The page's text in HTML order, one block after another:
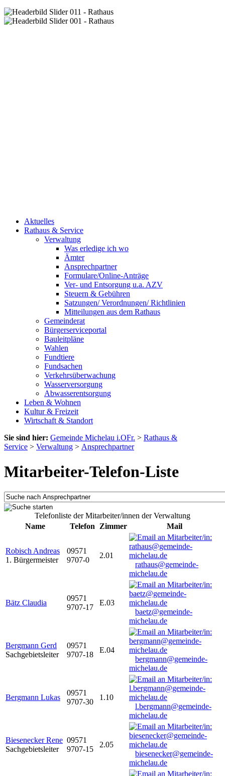
Aktuelles
Rathaus & Service
Verwaltung
Was erledige ich wo
Ämter
Ansprechpartner
Formulare/Online-Anträge
Ver- und Entsorgung u.a. AZV
Steuern & Gebühren
Satzungen/ Verordnungen/ Richtlinien
Mitteilungen aus dem Rathaus
Gemeinderat
Bürgerserviceportal
Bauleitpläne
Wahlen
Fundtiere
Fundsachen
Verkehrsüberwachung
Wasserversorgung
Abwasserentsorgung
Leben & Wohnen
Kultur & Freizeit
Wirtschaft & Standort
Sie sind hier: Gemeinde Michelau i.OFr. > Rathaus &
Service > Verwaltung > Ansprechpartner
Mitarbeiter-Telefon-Liste
Telefonliste der Mitarbeiter/innen der Verwaltung
Name
Telefon Zimmer Mail
Robisch Andreas
1. Bürgermeister
09571
9707-0
2.01
rathaus@gemeinde-
michelau.de
Bätz Claudia
09571
9707-17
E.03
baetz@gemeinde-
michelau.de
Bergmann Gerd
Sachgebietsleiter
09571
9707-18
E.04
bergmann@gemeinde-
michelau.de
Bergmann Lukas
09571
9707-30
1.10
l.bergmann@gemeinde-
michelau.de
Biesenecker Rene
Sachgebietsleiter
09571
9707-15
2.05
biesenecker@gemeinde-
michelau.de